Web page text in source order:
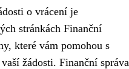
o vrácení je
stránkách Finanční
které vám pomohou s
žádosti. Finanční správa